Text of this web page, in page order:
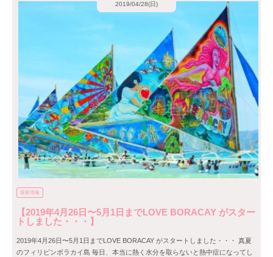
最新情報
【2019年4月26日〜5月1日までLOVE BORACAY がスター
トしました・・・】
2019年4月26日〜5月1日までLOVE BORACAY がスタートしました・・・ 真夏
のフィリピンボラカイ島 毎日、本当に熱く水分を取らないと熱中症になってし
2019/04/28(日)